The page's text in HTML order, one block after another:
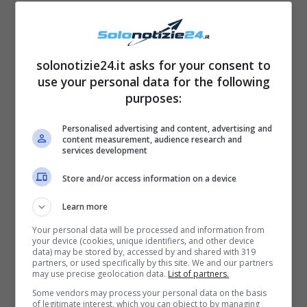
pista e al termine del suo esordio la
giornalista e giurata Selvaggia Lucarelli dice a
chiare note che lo show non le è piaciuto e le
da come voto uno zero. Il primo ha inalberarsi
è stato il compagno e maestro di ballo
sostenuta affermando che i passi fatti erano
È a questo punto che la bellissima Iva
l’accaduto, commenta l’accaduto all’orecchio
del compagno di ballo usando un insulto
pesante per riferirsi alla giurata Lucarelli
solonotizie24.it asks for your consent to
use your personal data for the following
purposes:
Personalised advertising and content, advertising and
content measurement, audience research and
services development
Store and/or access information on a device
Learn more
Your personal data will be processed and information from
your device (cookies, unique identifiers, and other device
data) may be stored by, accessed by and shared with 319
partners, or used specifically by this site. We and our partners
may use precise geolocation data. List of partners.
Some vendors may process your personal data on the basis
of legitimate interest, which you can object to by managing